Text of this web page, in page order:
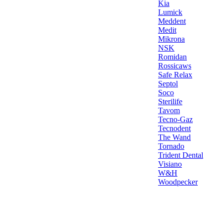
Kia
Lumick
Meddent
Medit
Mikrona
NSK
Romidan
Rossicaws
Safe Relax
Septol
Soco
Sterilife
Tavom
Tecno-Gaz
Tecnodent
The Wand
Tornado
Trident Dental
Visiano
W&H
Woodpecker